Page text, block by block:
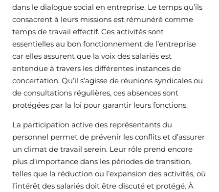
dans le dialogue social en entreprise. Le temps qu’ils
consacrent à leurs missions est rémunéré comme
temps de travail effectif. Ces activités sont
essentielles au bon fonctionnement de l’entreprise
car elles assurent que la voix des salariés est
entendue à travers les différentes instances de
concertation. Qu’il s’agisse de réunions syndicales ou
de consultations régulières, ces absences sont
protégées par la loi pour garantir leurs fonctions.
La participation active des représentants du
personnel permet de prévenir les conflits et d’assurer
un climat de travail serein. Leur rôle prend encore
plus d’importance dans les périodes de transition,
telles que la réduction ou l’expansion des activités, où
l’intérêt des salariés doit être discuté et protégé. À